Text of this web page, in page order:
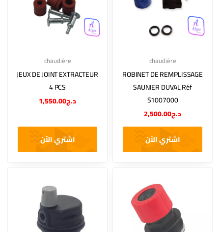
chaudière
JEUX DE JOINT EXTRACTEUR
4 PCS
د.ج1,550.00
اشتري الآن
chaudière
ROBINET DE REMPLISSAGE
SAUNIER DUVAL Réf
S1007000
د.ج2,500.00
اشتري الآن